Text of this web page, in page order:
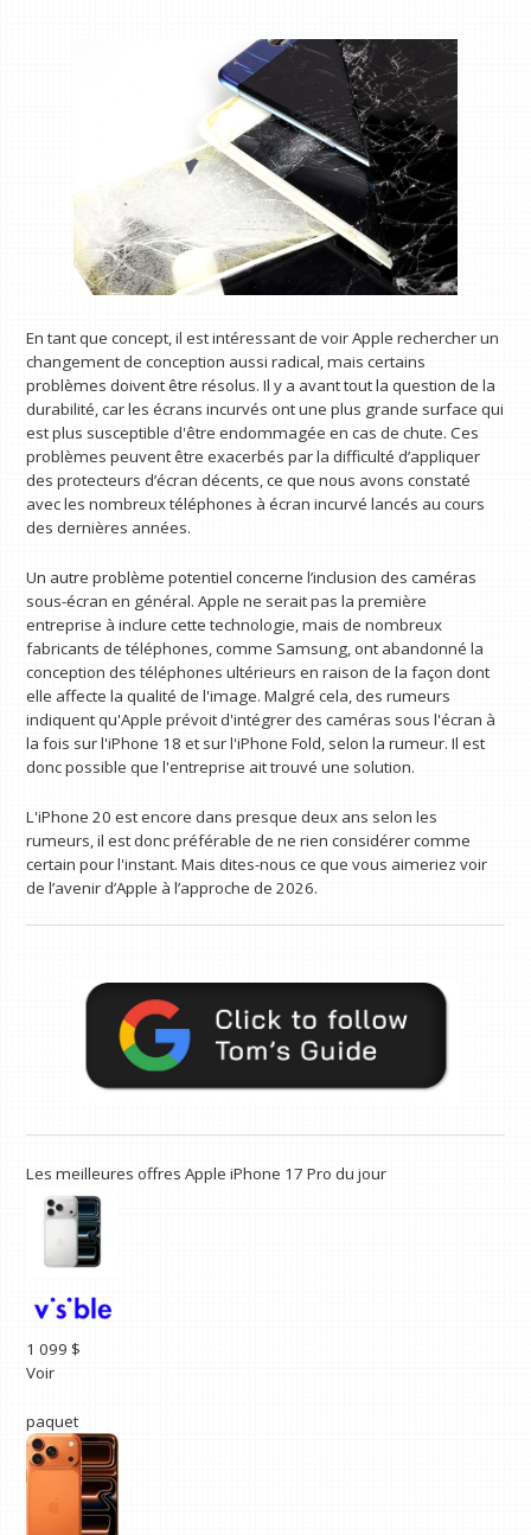
En tant que concept, il est intéressant de voir Apple rechercher un
changement de conception aussi radical, mais certains
problèmes doivent être résolus. Il y a avant tout la question de la
durabilité, car les écrans incurvés ont une plus grande surface qui
est plus susceptible d'être endommagée en cas de chute. Ces
problèmes peuvent être exacerbés par la difficulté d’appliquer
des protecteurs d’écran décents, ce que nous avons constaté
avec les nombreux téléphones à écran incurvé lancés au cours
des dernières années.
Un autre problème potentiel concerne l’inclusion des caméras
sous-écran en général. Apple ne serait pas la première
entreprise à inclure cette technologie, mais de nombreux
fabricants de téléphones, comme Samsung, ont abandonné la
conception des téléphones ultérieurs en raison de la façon dont
elle affecte la qualité de l'image. Malgré cela, des rumeurs
indiquent qu'Apple prévoit d'intégrer des caméras sous l'écran à
la fois sur l'iPhone 18 et sur l'iPhone Fold, selon la rumeur. Il est
donc possible que l'entreprise ait trouvé une solution.
L'iPhone 20 est encore dans presque deux ans selon les
rumeurs, il est donc préférable de ne rien considérer comme
certain pour l'instant. Mais dites-nous ce que vous aimeriez voir
de l’avenir d’Apple à l’approche de 2026.
Les meilleures offres Apple iPhone 17 Pro du jour
1 099 $
Voir
paquet